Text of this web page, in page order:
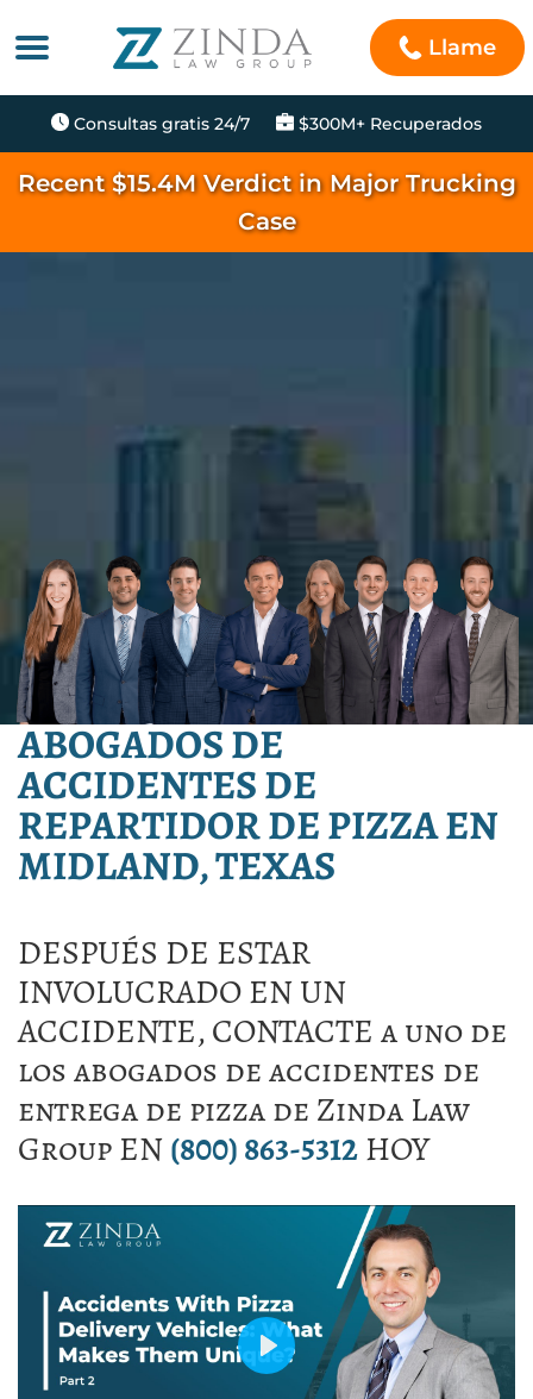
Llame
Consultas gratis 24/7 $300M+ Recuperados
Recent $15.4M Verdict in Major Trucking
Case
ABOGADOS DE
ACCIDENTES DE
REPARTIDOR DE PIZZA EN
MIDLAND, TEXAS
DESPUÉS DE ESTAR
INVOLUCRADO EN UN
ACCIDENTE, CONTACTE a uno de
los abogados de accidentes de
entrega de pizza de Zinda Law
Group EN(800) 863-5312HOY
P